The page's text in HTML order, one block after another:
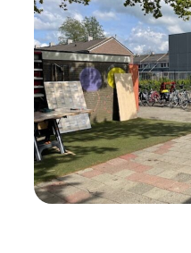
om
samen
te
bouwen